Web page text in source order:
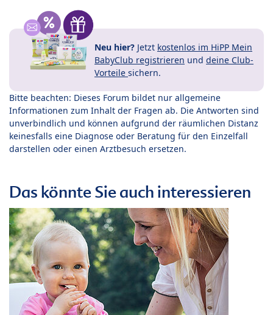
Neu hier? Jetzt kostenlos im HiPP Mein
BabyClub registrieren und deine Club-
Vorteile sichern.
Bitte beachten: Dieses Forum bildet nur allgemeine
Informationen zum Inhalt der Fragen ab. Die Antworten sind
unverbindlich und können aufgrund der räumlichen Distanz
keinesfalls eine Diagnose oder Beratung für den Einzelfall
darstellen oder einen Arztbesuch ersetzen.
Das könnte Sie auch interessieren